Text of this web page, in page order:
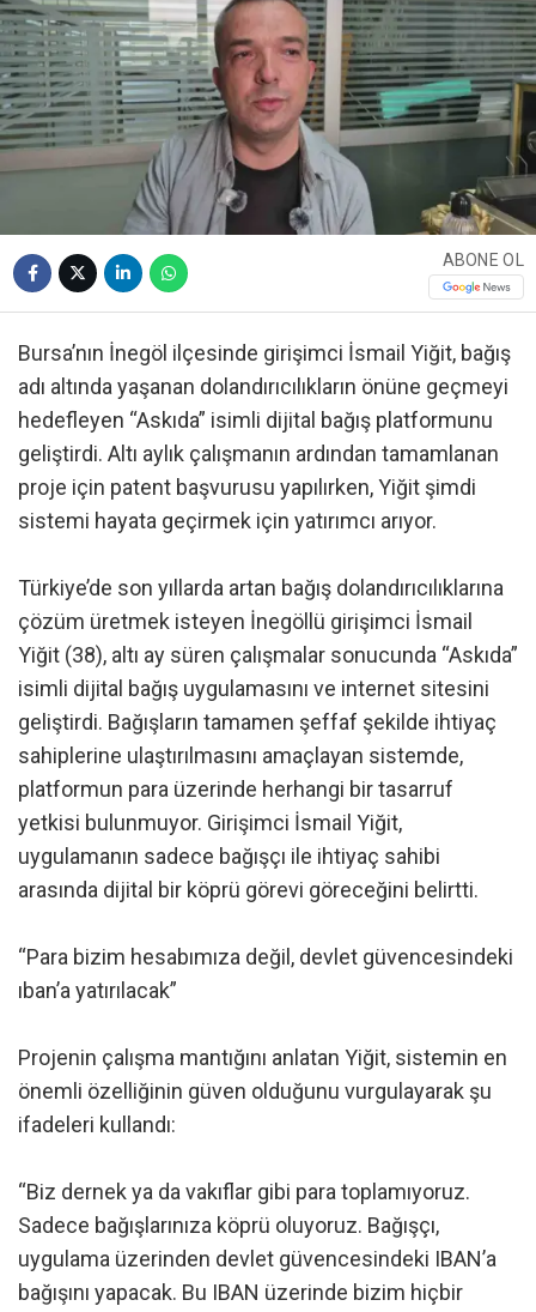
ABONE OL
Bursa’nın İnegöl ilçesinde girişimci İsmail Yiğit, bağış
adı altında yaşanan dolandırıcılıkların önüne geçmeyi
hedefleyen “Askıda” isimli dijital bağış platformunu
geliştirdi. Altı aylık çalışmanın ardından tamamlanan
proje için patent başvurusu yapılırken, Yiğit şimdi
sistemi hayata geçirmek için yatırımcı arıyor.
Türkiye’de son yıllarda artan bağış dolandırıcılıklarına
çözüm üretmek isteyen İnegöllü girişimci İsmail
Yiğit (38), altı ay süren çalışmalar sonucunda “Askıda”
isimli dijital bağış uygulamasını ve internet sitesini
geliştirdi. Bağışların tamamen şeffaf şekilde ihtiyaç
sahiplerine ulaştırılmasını amaçlayan sistemde,
platformun para üzerinde herhangi bir tasarruf
yetkisi bulunmuyor. Girişimci İsmail Yiğit,
uygulamanın sadece bağışçı ile ihtiyaç sahibi
arasında dijital bir köprü görevi göreceğini belirtti.
“Para bizim hesabımıza değil, devlet güvencesindeki
ıban’a yatırılacak”
Projenin çalışma mantığını anlatan Yiğit, sistemin en
önemli özelliğinin güven olduğunu vurgulayarak şu
ifadeleri kullandı:
“Biz dernek ya da vakıflar gibi para toplamıyoruz.
Sadece bağışlarınıza köprü oluyoruz. Bağışçı,
uygulama üzerinden devlet güvencesindeki IBAN’a
bağışını yapacak. Bu IBAN üzerinde bizim hiçbir